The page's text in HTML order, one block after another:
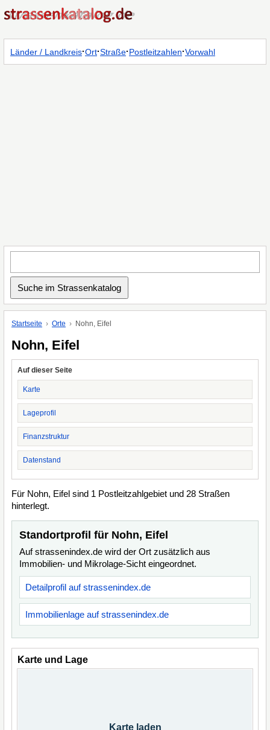
Länder / Landkreis·Ort·Straße·Postleitzahlen·Vorwahl
Startseite Orte Nohn, Eifel
Nohn, Eifel
Auf dieser Seite
Karte
Lageprofil
Finanzstruktur
Datenstand
Für Nohn, Eifel sind 1 Postleitzahlgebiet und 28 Straßen
hinterlegt.
Standortprofil für Nohn, Eifel
Auf strassenindex.de wird der Ort zusätzlich aus
Immobilien- und Mikrolage-Sicht eingeordnet.
Detailprofil auf strassenindex.de
Immobilienlage auf strassenindex.de
Karte und Lage
Karte laden